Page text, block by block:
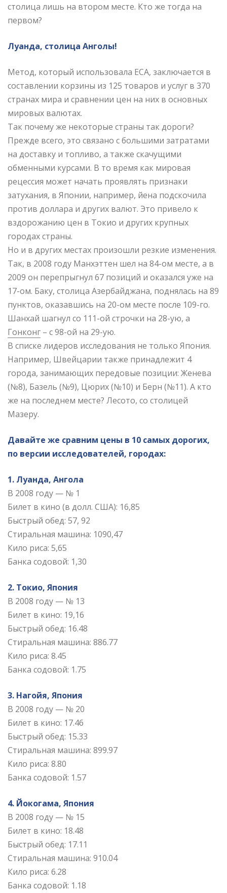
столица лишь на втором месте. Кто же тогда на
первом?
Луанда, столица Анголы!
Метод, который использовала ECA, заключается в
составлении корзины из 125 товаров и услуг в 370
странах мира и сравнении цен на них в основных
мировых валютах.
Так почему же некоторые страны так дороги?
Прежде всего, это связано с большими затратами
на доставку и топливо, а также скачущими
обменными курсами. В то время как мировая
рецессия может начать проявлять признаки
затухания, в Японии, например, йена подскочила
против доллара и других валют. Это привело к
вздорожанию цен в Токио и других крупных
городах страны.
Но и в других местах произошли резкие изменения.
Так, в 2008 году Манхэттен шел на 84-ом месте, а в
2009 он перепрыгнул 67 позиций и оказался уже на
17-ом. Баку, столица Азербайджана, поднялась на 89
пунктов, оказавшись на 20-ом месте после 109-го.
Шанхай шагнул со 111-ой строчки на 28-ую, а
Гонконг – с 98-ой на 29-ую.
В списке лидеров исследования не только Япония.
Например, Швейцарии также принадлежит 4
города, занимающих передовые позиции: Женева
(№8), Базель (№9), Цюрих (№10) и Берн (№11). А кто
же на последнем месте? Лесото, со столицей
Мазеру.
Давайте же сравним цены в 10 самых дорогих,
по версии исследователей, городах:
1. Луанда, Ангола
В 2008 году — № 1
Билет в кино (в долл. США): 16,85
Быстрый обед: 57, 92
Стиральная машина: 1090,47
Кило риса: 5,65
Банка содовой: 1,30
2. Токио, Япония
В 2008 году — № 13
Билет в кино: 19,16
Быстрый обед: 16.48
Стиральная машина: 886.77
Кило риса: 8.45
Банка содовой: 1.75
3. Нагойя, Япония
В 2008 году — № 20
Билет в кино: 17.46
Быстрый обед: 15.33
Стиральная машина: 899.97
Кило риса: 8.80
Банка содовой: 1.57
4. Йокогама, Япония
В 2008 году — № 15
Билет в кино: 18.48
Быстрый обед: 17.11
Стиральная машина: 910.04
Кило риса: 6.28
Банка содовой: 1.18